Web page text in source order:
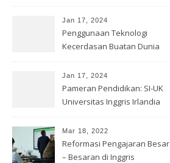
Jan 17, 2024
Penggunaan Teknologi
Kecerdasan Buatan Dunia
Jan 17, 2024
Pameran Pendidikan: SI-UK
Universitas Inggris Irlandia
Mar 18, 2022
Reformasi Pengajaran Besar
– Besaran di Inggris